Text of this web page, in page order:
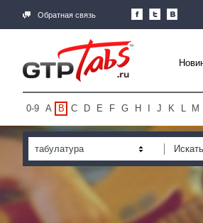
Обратная связь
0-9 A B C D E F G H J K L M
табулатура